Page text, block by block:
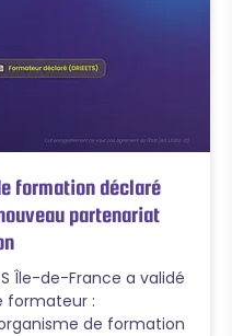
formation déclaré
partenariat
Île-de-France a validé
formateur :
de formation